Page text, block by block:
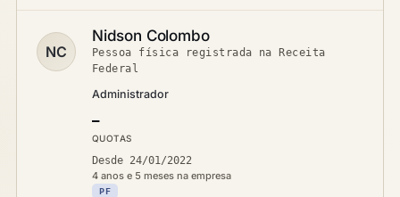
NC
Nidson Colombo
Pessoa física registrada na Receita
Federal
Administrador
—
QUOTAS
Desde 24/01/2022
4 anos e 5 meses na empresa
PF